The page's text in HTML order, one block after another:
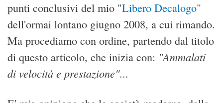
punti conclusivi del mio "Libero Decalogo"
dell'ormai lontano giugno 2008, a cui rimando.
Ma procediamo con ordine, partendo dal titolo
di questo articolo, che inizia con: "Ammalati
di velocità e prestazione"...